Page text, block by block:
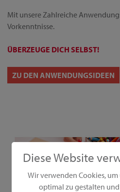
Diese Website
Wir verwenden Cookies, um
optimal zu gestalten
Mit unsere Zahlreiche
Vorkenntnisse.
ÜBERZEUGE DICH SELBST!
ZU DEN ANWENDUNGSIDEEN